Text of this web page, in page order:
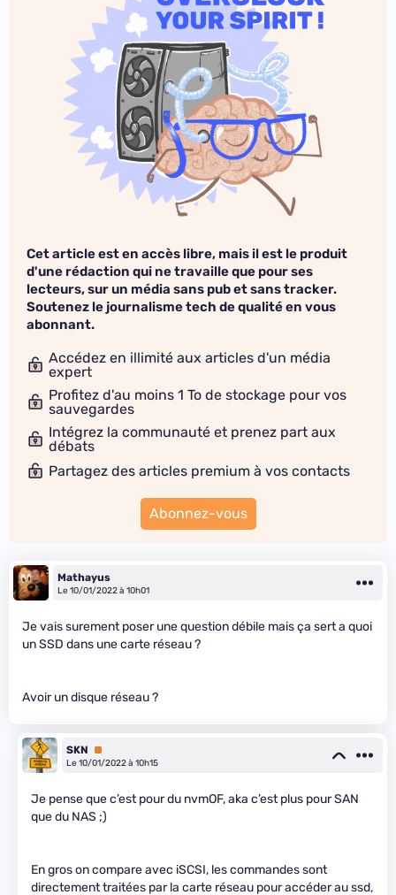
Cet article est en accès libre, mais il est le produit
d'une rédaction qui ne travaille que pour ses
lecteurs, sur un média sans pub et sans tracker.
Soutenez le journalisme tech de qualité en vous
abonnant.
Accédez en illimité aux articles d'un média
expert
Profitez d'au moins 1 To de stockage pour vos
sauvegardes
Intégrez la communauté et prenez part aux
débats
Partagez des articles premium à vos contacts
Abonnez-vous
Mathayus
Le 10/01/2022 à 10h01
Je vais surement poser une question débile mais ça sert a quoi
un SSD dans une carte réseau ?
Avoir un disque réseau ?
SKN
Premium
Le 10/01/2022 à 10h15
Je pense que c’est pour du nvmOF, aka c’est plus pour SAN
que du NAS ;)
En gros on compare avec iSCSI, les commandes sont
directement traitées par la carte réseau pour accéder au ssd,